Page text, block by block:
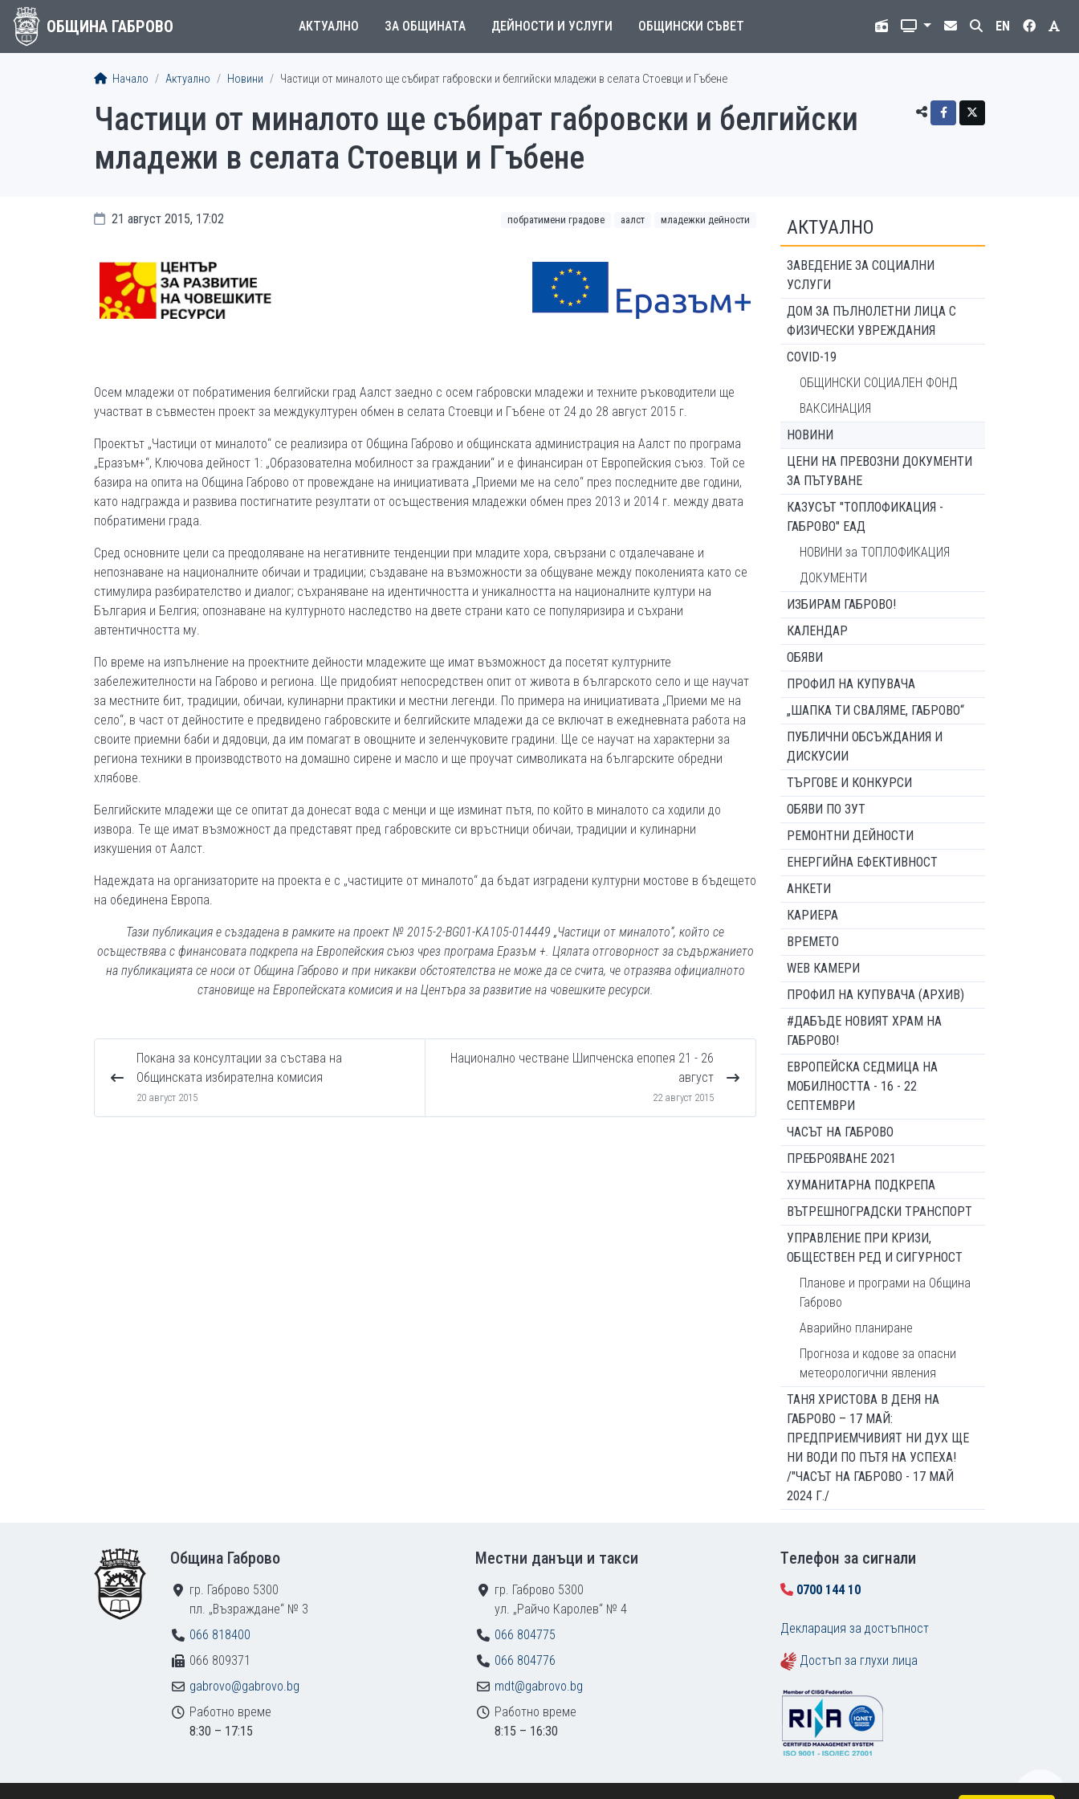
ОБЩИНА ГАБРОВО АКТУАЛНО ЗА ОБЩИНАТА ДЕЙНОСТИ И УСЛУГИ ОБЩИНСКИ СЪВЕТ EN
Начало Актуално Новини Частици от миналото ще събират габровски и белгийски младежи в селата Стоевци и Гъбене
Частици от миналото ще събират габровски и белгийски
младежи в селата Стоевци и Гъбене
21 август 2015, 17:02 побратимени градове аалст младежки дейности
Осем младежи от побратимения белгийски град Аалст заедно с осем габровски младежи и техните ръководители ще
участват в съвместен проект за междукултурен обмен в селата Стоевци и Гъбене от 24 до 28 август 2015 г.
Проектът „Частици от миналото“ се реализира от Община Габрово и общинската администрация на Аалст по програма
„Еразъм+“, Ключова дейност 1: „Образователна мобилност за граждании“ и е финансиран от Европейския съюз. Той се
базира на опита на Община Габрово от провеждане на инициативата „Приеми ме на село“ през последните две години,
като надгражда и развива постигнатите резултати от осъществения младежки обмен през 2013 и 2014 г. между двата
побратимени града.
Сред основните цели са преодоляване на негативните тенденции при младите хора, свързани с отдалечаване и
непознаване на националните обичаи и традиции; създаване на възможности за общуване между поколенията като се
стимулира разбирателство и диалог; съхраняване на идентичността и уникалността на националните култури на
България и Белгия; опознаване на културното наследство на двете страни като се популяризира и съхрани
автентичността му.
По време на изпълнение на проектните дейности младежите ще имат възможност да посетят културните
забележителности на Габрово и региона. Ще придобият непосредствен опит от живота в българското село и ще научат
за местните бит, традиции, обичаи, кулинарни практики и местни легенди. По примера на инициативата „Приеми ме на
село“, в част от дейностите е предвидено габровските и белгийските младежи да се включат в ежедневната работа на
своите приемни баби и дядовци, да им помагат в овощните и зеленчуковите градини. Ще се научат на характерни за
региона техники в производството на домашно сирене и масло и ще проучат символиката на българските обредни
хлябове.
Белгийските младежи ще се опитат да донесат вода с менци и ще изминат пътя, по който в миналото са ходили до
извора. Те ще имат възможност да представят пред габровските си връстници обичаи, традиции и кулинарни
изкушения от Аалст.
Надеждата на организаторите на проекта е с „частиците от миналото“ да бъдат изградени културни мостове в бъдещето
на обединена Европа.
Тази публикация е създадена в рамките на проект № 2015-2-BG01-KA105-014449 „Частици от миналото“, който се
осъществява с финансовата подкрепа на Европейския съюз чрез програма Еразъм +. Цялата отговорност за съдържанието
на публикацията се носи от Община Габрово и при никакви обстоятелства не може да се счита, че отразява официалното
становище на Европейската комисия и на Центъра за развитие на човешките ресурси.
Покана за консултации за състава на
Общинската избирателна комисия
20 август 2015
Национално честване Шипченска епопея 21 - 26
август
22 август 2015
АКТУАЛНО
ЗАВЕДЕНИЕ ЗА СОЦИАЛНИ
УСЛУГИ
ДОМ ЗА ПЪЛНОЛЕТНИ ЛИЦА С
ФИЗИЧЕСКИ УВРЕЖДАНИЯ
COVID-19
ОБЩИНСКИ СОЦИАЛЕН ФОНД
ВАКСИНАЦИЯ
НОВИНИ
ЦЕНИ НА ПРЕВОЗНИ ДОКУМЕНТИ
ЗА ПЪТУВАНЕ
КАЗУСЪТ "ТОПЛОФИКАЦИЯ -
ГАБРОВО" ЕАД
НОВИНИ за ТОПЛОФИКАЦИЯ
ДОКУМЕНТИ
ИЗБИРАМ ГАБРОВО!
КАЛЕНДАР
ОБЯВИ
ПРОФИЛ НА КУПУВАЧА
„ШАПКА ТИ СВАЛЯМЕ, ГАБРОВО“
ПУБЛИЧНИ ОБСЪЖДАНИЯ И
ДИСКУСИИ
ТЪРГОВЕ И КОНКУРСИ
ОБЯВИ ПО ЗУТ
РЕМОНТНИ ДЕЙНОСТИ
ЕНЕРГИЙНА ЕФЕКТИВНОСТ
АНКЕТИ
КАРИЕРА
ВРЕМЕТО
WEB КАМЕРИ
ПРОФИЛ НА КУПУВАЧА (АРХИВ)
#ДАБЪДЕ НОВИЯТ ХРАМ НА
ГАБРОВО!
ЕВРОПЕЙСКА СЕДМИЦА НА
МОБИЛНОСТТА - 16 - 22
СЕПТЕМВРИ
ЧАСЪТ НА ГАБРОВО
ПРЕБРОЯВАНЕ 2021
ХУМАНИТАРНА ПОДКРЕПА
ВЪТРЕШНОГРАДСКИ ТРАНСПОРТ
УПРАВЛЕНИЕ ПРИ КРИЗИ,
ОБЩЕСТВЕН РЕД И СИГУРНОСТ
Планове и програми на Община
Габрово
Аварийно планиране
Прогноза и кодове за опасни
метеорологични явления
ТАНЯ ХРИСТОВА В ДЕНЯ НА
ГАБРОВО – 17 МАЙ:
ПРЕДПРИЕМЧИВИЯТ НИ ДУХ ЩЕ
НИ ВОДИ ПО ПЪТЯ НА УСПЕХА!
/"ЧАСЪТ НА ГАБРОВО - 17 МАЙ
2024 Г./
Община Габрово
гр. Габрово 5300
пл. „Възраждане“ № 3
066 818400
066 809371
gabrovo@gabrovo.bg
Работно време
8:30 – 17:15
Местни данъци и такси
гр. Габрово 5300
ул. „Райчо Каролев“ № 4
066 804775
066 804776
mdt@gabrovo.bg
Работно време
8:15 – 16:30
Tелефон за сигнали
0700 144 10
Декларация за достъпност
Достъп за глухи лица